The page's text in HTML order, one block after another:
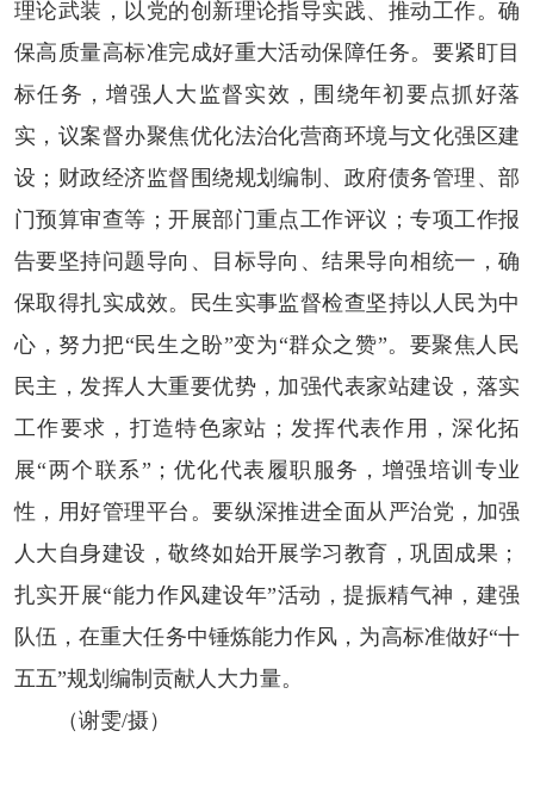
理论武装，以党的创新理论指导实践、推动工作。确
保高质量高标准完成好重大活动保障任务。要紧盯目
标任务，增强人大监督实效，围绕年初要点抓好落
实，议案督办聚焦优化法治化营商环境与文化强区建
设；财政经济监督围绕规划编制、政府债务管理、部
门预算审查等；开展部门重点工作评议；专项工作报
告要坚持问题导向、目标导向、结果导向相统一，确
保取得扎实成效。民生实事监督检查坚持以人民为中
心，努力把“民生之盼”变为“群众之赞”。要聚焦人民
民主，发挥人大重要优势，加强代表家站建设，落实
工作要求，打造特色家站；发挥代表作用，深化拓
展“两个联系”；优化代表履职服务，增强培训专业
性，用好管理平台。要纵深推进全面从严治党，加强
人大自身建设，敬终如始开展学习教育，巩固成果；
扎实开展“能力作风建设年”活动，提振精气神，建强
队伍，在重大任务中锤炼能力作风，为高标准做好“十
五五”规划编制贡献人大力量。
（谢雯/摄）